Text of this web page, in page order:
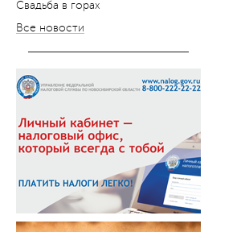
Свадьба в горах
Все новости